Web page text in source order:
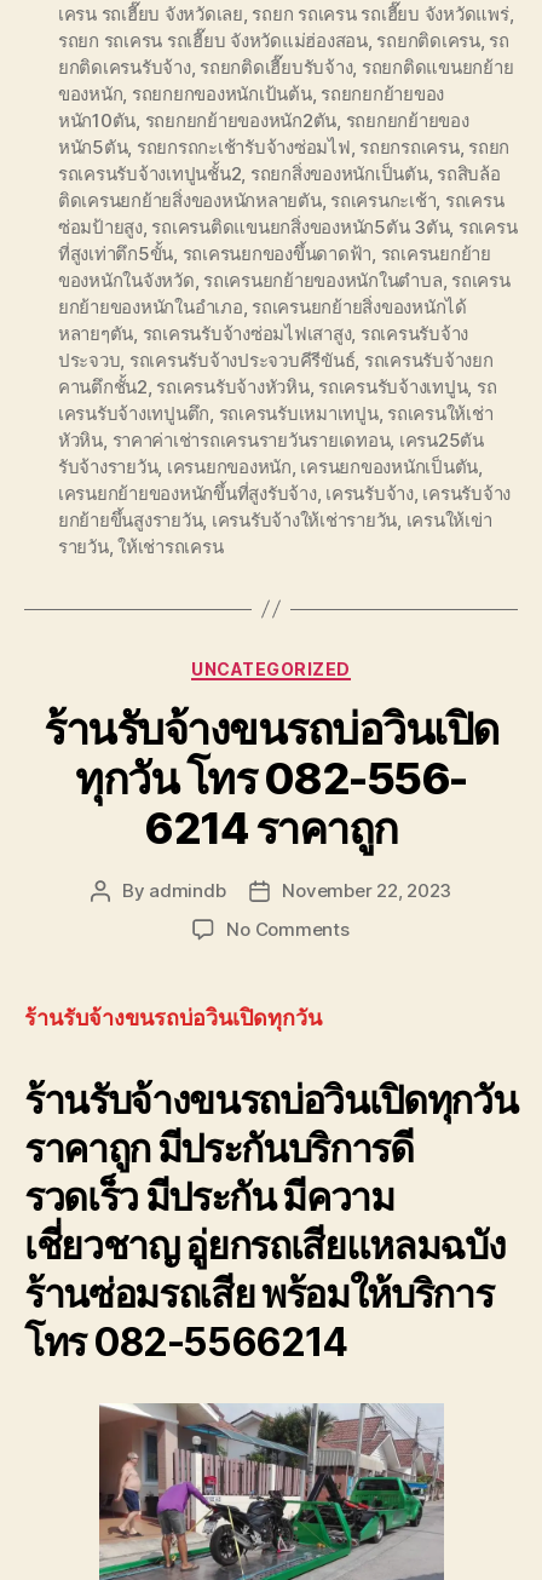
เครน รถเฮี๊ยบ จังหวัดเลย, รถยก รถเครน รถเฮี๊ยบ จังหวัดแพร่,
รถยก รถเครน รถเฮี๊ยบ จังหวัดแม่ฮ่องสอน, รถยกติดเครน, รถ
ยกติดเครนรับจ้าง, รถยกติดเฮี๊ยบรับจ้าง, รถยกติดแขนยกย้าย
ของหนัก, รถยกยกของหนักเป้นต้น, รถยกยกย้ายของ
หนัก10ตัน, รถยกยกย้ายของหนัก2ตัน, รถยกยกย้ายของ
หนัก5ตัน, รถยกรถกะเช้ารับจ้างซ่อมไฟ, รถยกรถเครน, รถยก
รถเครนรับจ้างเทปูนชั้น2, รถยกสิ่งของหนักเป็นตัน, รถสิบล้อ
ติดเครนยกย้ายสิ่งของหนักหลายตัน, รถเครนกะเช้า, รถเครน
ซ่อมป้ายสูง, รถเครนติดแขนยกสิ่งของหนัก5ตัน 3ตัน, รถเครน
ที่สูงเท่าตึก5ขั้น, รถเครนยกของขึ้นดาดฟ้า, รถเครนยกย้าย
ของหนักในจังหวัด, รถเครนยกย้ายของหนักในตำบล, รถเครน
ยกย้ายของหนักในอำเภอ, รถเครนยกย้ายสิ่งของหนักได้
หลายๆตัน, รถเครนรับจ้างซ่อมไฟเสาสูง, รถเครนรับจ้าง
ประจวบ, รถเครนรับจ้างประจวบคีรีขันธ์, รถเครนรับจ้างยก
คานตึกชั้น2, รถเครนรับจ้างหัวหิน, รถเครนรับจ้างเทปูน, รถ
เครนรับจ้างเทปูนตึก, รถเครนรับเหมาเทปูน, รถเครนให้เช่า
หัวหิน, ราคาค่าเช่ารถเครนรายวันรายเดทอน, เครน25ตัน
รับจ้างรายวัน, เครนยกของหนัก, เครนยกของหนักเป็นตัน,
เครนยกย้ายของหนักขึ้นที่สูงรับจ้าง, เครนรับจ้าง, เครนรับจ้าง
ยกย้ายขึ้นสูงรายวัน, เครนรับจ้างให้เช่ารายวัน, เครนให้เข่า
รายวัน,ให้เช่ารถเครน
Categories
UNCATEGORIZED
ร้านรับจ้างขนรถบ่อวินเปิด
ทุกวัน โทร 082-556-
6214 ราคาถูก
Post
By admindb
Post
date
November 22, 2023
No Commentson
วิน
เปิด
ทุก
วัน
โทร
556-
6214
ราคา
ร้านรับจ้างขนรถบ่อวินเปิดทุกวัน
ร้านรับจ้างขนรถบ่อวินเปิดทุกวัน
ราคาถูก มีประกันบริการดี
รวดเร็ว มีประกัน มีความ
เชี่ยวชาญ อู่ยกรถเสียแหลมฉบัง
ร้านซ่อมรถเสีย พร้อมให้บริการ
โทร 082-5566214